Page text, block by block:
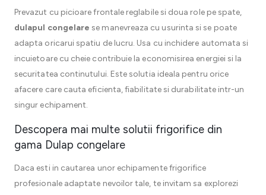
Prevazut cu picioare frontale reglabile si doua role pe spate,
dulapul congelare se manevreaza cu usurinta si se poate
adapta oricarui spatiu de lucru. Usa cu inchidere automata si
incuietoare cu cheie contribuie la economisirea energiei si la
securitatea continutului. Este solutia ideala pentru orice
afacere care cauta eficienta, fiabilitate si durabilitate intr-un
singur echipament.
Descopera mai multe solutii frigorifice din
gama Dulap congelare
Daca esti in cautarea unor echipamente frigorifice
profesionale adaptate nevoilor tale, te invitam sa explorezi